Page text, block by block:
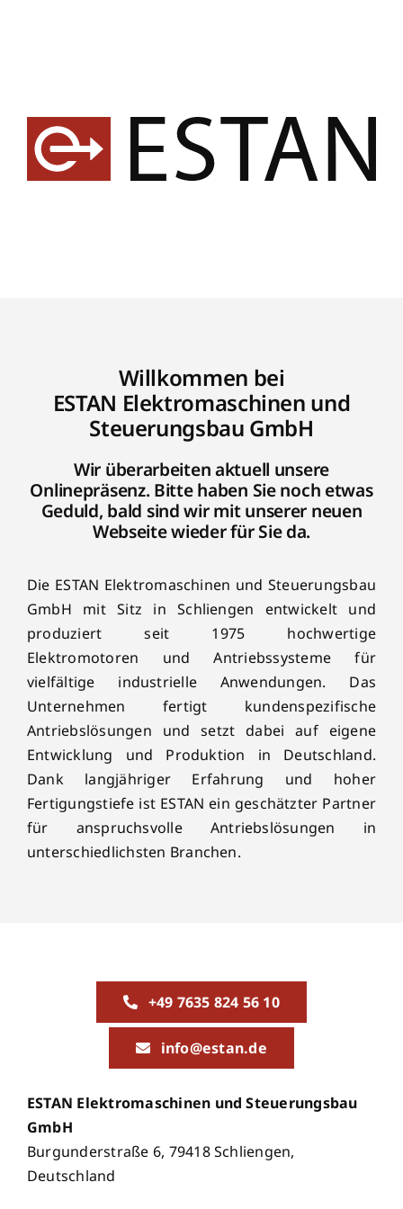
Willkommen bei
ESTAN Elektromaschinen und
Steuerungsbau GmbH
Wir überarbeiten aktuell unsere
Onlinepräsenz. Bitte haben Sie noch etwas
Geduld, bald sind wir mit unserer neuen
Webseite wieder für Sie da.
Die ESTAN Elektromaschinen und Steuerungsbau
GmbH mit Sitz in Schliengen entwickelt und
produziert seit 1975 hochwertige
Elektromotoren und Antriebssysteme für
vielfältige industrielle Anwendungen. Das
Unternehmen fertigt kundenspezifische
Antriebslösungen und setzt dabei auf eigene
Entwicklung und Produktion in Deutschland.
Dank langjähriger Erfahrung und hoher
Fertigungstiefe ist ESTAN ein geschätzter Partner
für anspruchsvolle Antriebslösungen in
unterschiedlichsten Branchen.
+49 7635 824 56 10
info@estan.de
ESTAN Elektromaschinen und Steuerungsbau
GmbH
Burgunderstraße 6, 79418 Schliengen,
Deutschland